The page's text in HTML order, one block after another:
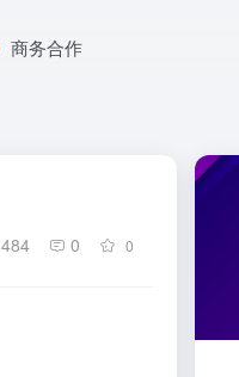
商务合作
484 0 0